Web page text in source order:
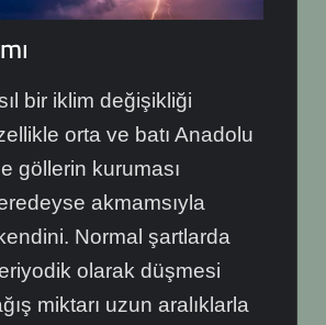
bir iklim değişikliği
orta ve batı Anadolu
göllerin kuruması
akmamsıyla
Normal şartlarda
olarak düşmesi
miktarı uzun aralıklarla